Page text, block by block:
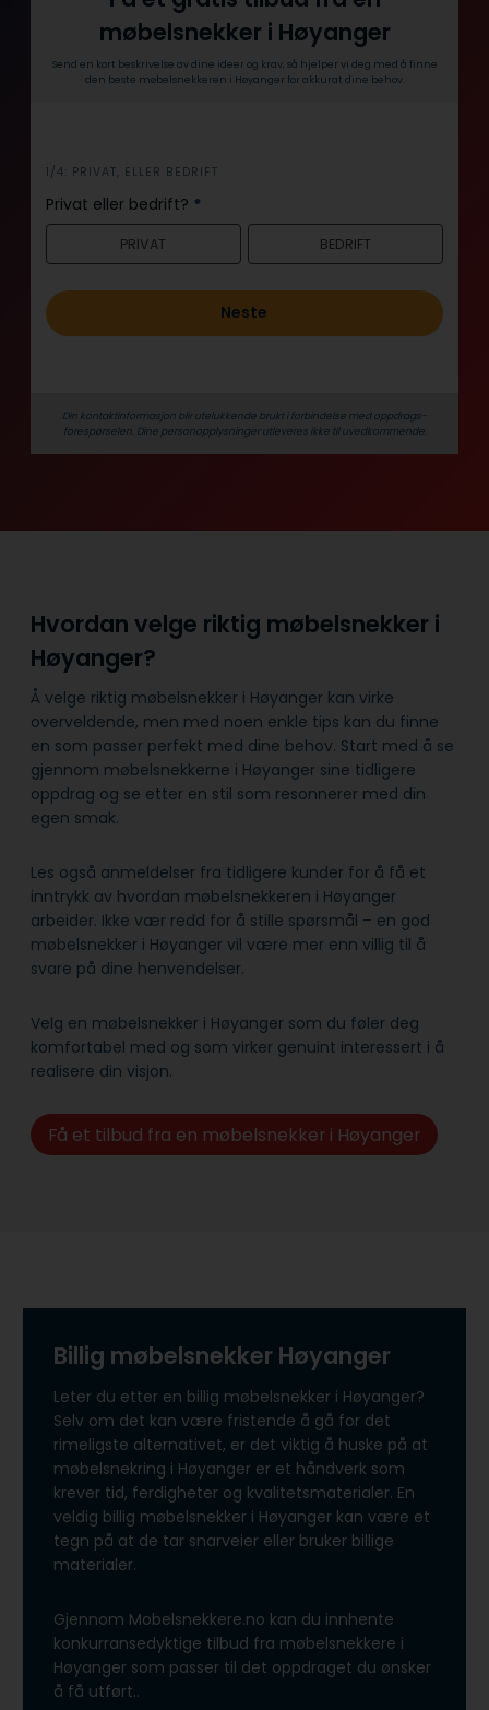
møbelsnekker i Høyanger
Send en kort beskrivelse av dine ideer og krav, så hjelper vi deg med å finne
den beste møbelsnekkeren i Høyanger for akkurat dine behov.
i
n
n
o
d
1/4: PRIVAT, ELLER BEDRIFT
Privat eller bedrift? *
PRIVAT BEDRIFT
Neste
Din kontaktinformasjon blir utelukkende brukt i forbindelse med oppdrags­
forespørselen. Dine person­­opplysninger utleveres ikke til uvedkommende.
Hvordan velge riktig møbelsnekker i
Høyanger?
Å velge riktig møbelsnekker i Høyanger kan virke
overveldende, men med noen enkle tips kan du finne
en som passer perfekt med dine behov. Start med å se
gjennom møbelsnekkerne i Høyanger sine tidligere
oppdrag og se etter en stil som resonnerer med din
egen smak.
Les også anmeldelser fra tidligere kunder for å få et
inntrykk av hvordan møbelsnekkeren i Høyanger
arbeider. Ikke vær redd for å stille spørsmål – en god
møbelsnekker i Høyanger vil være mer enn villig til å
svare på dine henvendelser.
Velg en møbelsnekker i Høyanger som du føler deg
komfortabel med og som virker genuint interessert i å
realisere din visjon.
Få et tilbud fra en møbelsnekker i Høyanger
Billig møbelsnekker Høyanger
Leter du etter en billig møbelsnekker i Høyanger?
Selv om det kan være fristende å gå for det
rimeligste alternativet, er det viktig å huske på at
møbelsnekring i Høyanger er et håndverk som
krever tid, ferdigheter og kvalitetsmaterialer. En
veldig billig møbelsnekker i Høyanger kan være et
tegn på at de tar snarveier eller bruker billige
materialer.
Gjennom Mobelsnekkere.no kan du innhente
konkurransedyktige tilbud fra møbelsnekkere i
Høyanger som passer til det oppdraget du ønsker
å få utført..